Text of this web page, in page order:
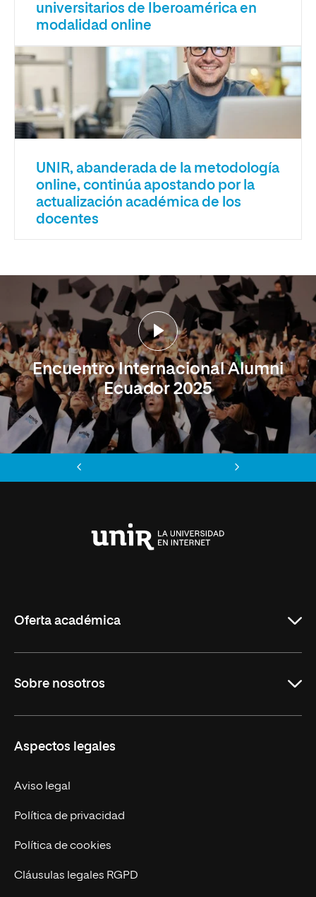
universitarios de Iberoamérica en
modalidad online
UNIR, abanderada de la metodología
online, continúa apostando por la
actualización académica de los
docentes
Encuentro Internacional Alumni
Ecuador 2025
Oferta académica
Formación Continua
Sobre nosotros
Trabaja en UNIR
Actualidad
Contáctanos
Aspectos legales
Aviso legal
Política de privacidad
Política de cookies
Cláusulas legales RGPD